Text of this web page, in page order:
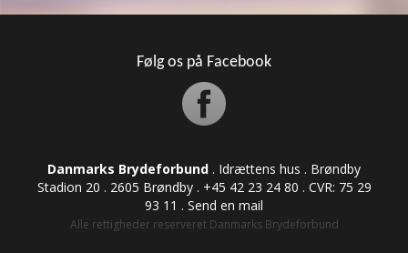
Følg os på Facebook
Danmarks Brydeforbund . Idrættens hus . Brøndby
Stadion 20 . 2605 Brøndby . +45 42 23 24 80 . CVR: ​​​​​​75 29
93 11 . Send en mail
Alle rettigheder reserveret Danmarks Brydeforbund